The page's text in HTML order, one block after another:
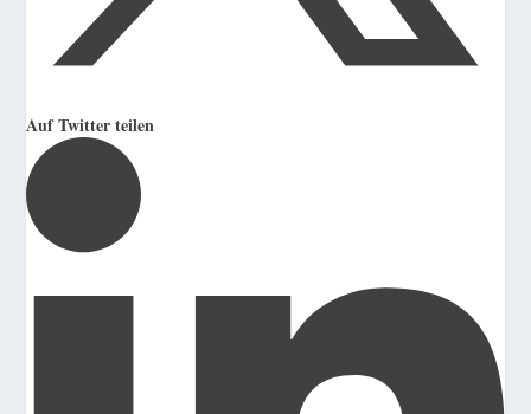
Auf Twitter teilen